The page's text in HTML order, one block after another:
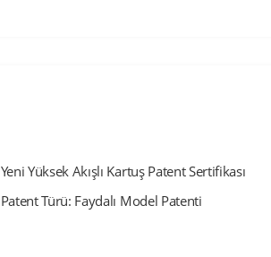
Yeni Yüksek Akışlı Kartuş Patent Sertifikası
Patent Türü: Faydalı Model Patenti